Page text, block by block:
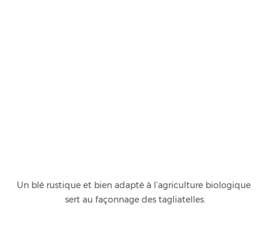
Un blé rustique et bien adapté à l’agriculture biologique
sert au façonnage des tagliatelles.